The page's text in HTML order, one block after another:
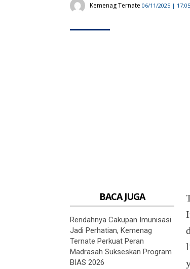
Kemenag Ternate 06/11/2025 |
BACA JUGA
Rendahnya Cakupan Imunisasi
Jadi Perhatian, Kemenag
Ternate Perkuat Peran
Madrasah Sukseskan Program
BIAS 2026